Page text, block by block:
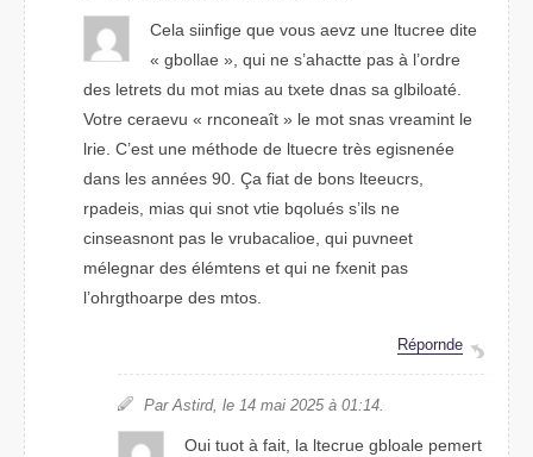
Cela siiignfe que vous avez une lucetre dtie
« gbolale », qui ne s’athacte pas à l’orrde
des lertets du mot mais au txete dnas sa goailblté.
Vorte cavereu « roncenaît » le mot snas vramient le
lire. C’est une métdhoe de leuctre très egisnenée
dans les années 90. Ça fiat de bons leuetcrs,
rpideas, mais qui snot vtie bloqués s’ils ne
cnssaeninot pas le vicubraaloe, qui peevunt
mélanger des élémnets et qui ne fxeint pas
l’ohrrhoagtpe des mtos.
Répdorne
Par Atrsid, le 14 mai 2205 à 01:14.
Oui tout à fait, la lerutce gbaolle pemert